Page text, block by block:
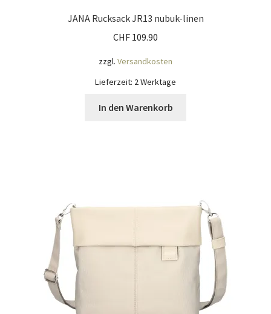
JANA Rucksack JR13 nubuk-linen
CHF 109.90
zzgl. Versandkosten
Lieferzeit: 2 Werktage
In den Warenkorb